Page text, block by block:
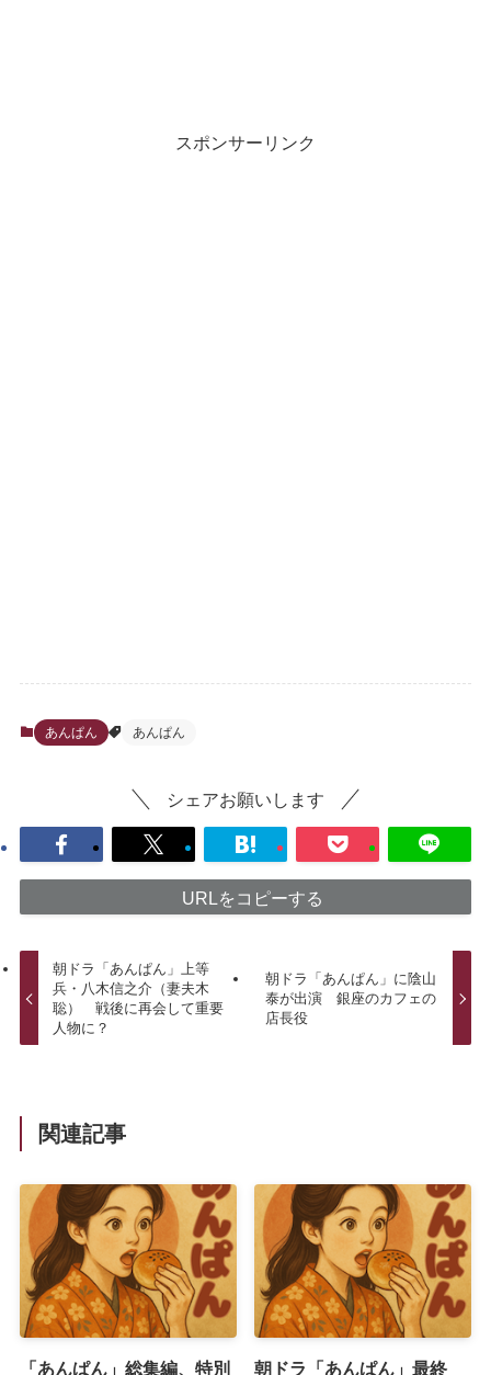
スポンサーリンク
あんぱん あんぱん
シェアお願いします
URLをコピーする
朝ドラ「あんぱん」上等
兵・八木信之介（妻夫木
聡） 戦後に再会して重要
人物に？
朝ドラ「あんぱん」に陰山
泰が出演 銀座のカフェの
店長役
関連記事
「あんぱん」総集編、特別 朝ドラ「あんぱん」最終